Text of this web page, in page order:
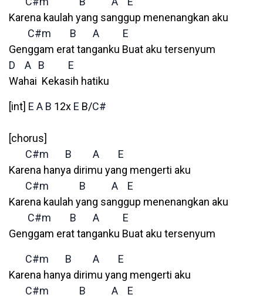
Karena kaulah yang sanggup menenangkan aku
C#m
B A
E
Genggam erat tanganku Buat aku tersenyum
D
A B
E
Wahai Kekasih hatiku
[int] E A B 12x E B/C#
[chorus]
C#m
B A
E
Karena hanya dirimu yang mengerti aku
C#m
B A
E
Karena kaulah yang sanggup menenangkan aku
C#m
B A
E
Genggam erat tanganku Buat aku tersenyum
C#m B A
E
Karena hanya dirimu yang mengerti aku
C#m
B A
E